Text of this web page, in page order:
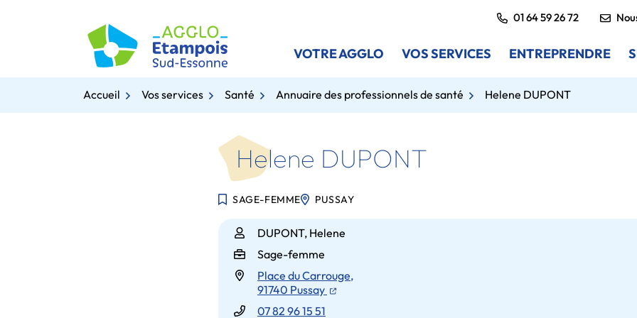
01 64 59 26 72
VOTRE AGGLO VOS SERVICES ENTREPRENDRE
Accueil Vos services Santé Annuaire des professionnels de santé Helene DUPONT
Helene DUPONT
SAGE-FEMME PUSSAY
Infos utiles
DUPONT, Helene
Sage-femme
Place du Carrouge,
91740 Pussay
(ouverture dans un nouvel onglet)
07 82 96 15 51